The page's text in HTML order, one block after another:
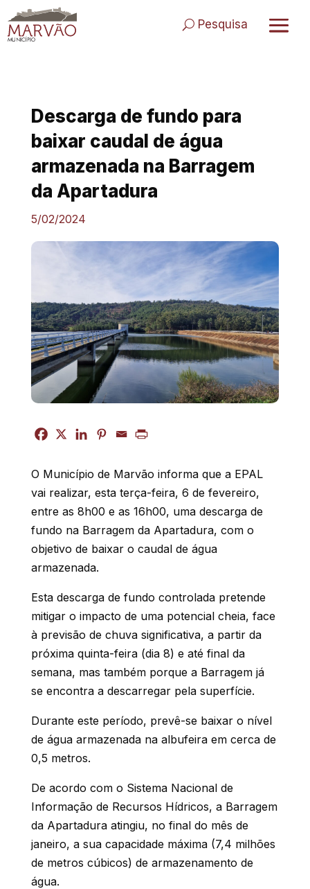
to
content
Pesquisa
Descarga de fundo para
baixar caudal de água
armazenada na Barragem
da Apartadura
5/02/2024
O Município de Marvão informa que a EPAL
vai realizar, esta terça-feira, 6 de fevereiro,
entre as 8h00 e as 16h00, uma descarga de
fundo na Barragem da Apartadura, com o
objetivo de baixar o caudal de água
armazenada.
Esta descarga de fundo controlada pretende
mitigar o impacto de uma potencial cheia, face
à previsão de chuva significativa, a partir da
próxima quinta-feira (dia 8) e até final da
semana, mas também porque a Barragem já
se encontra a descarregar pela superfície.
Durante este período, prevê-se baixar o nível
de água armazenada na albufeira em cerca de
0,5 metros.
De acordo com o Sistema Nacional de
Informação de Recursos Hídricos, a Barragem
da Apartadura atingiu, no final do mês de
janeiro, a sua capacidade máxima (7,4 milhões
de metros cúbicos) de armazenamento de
água.